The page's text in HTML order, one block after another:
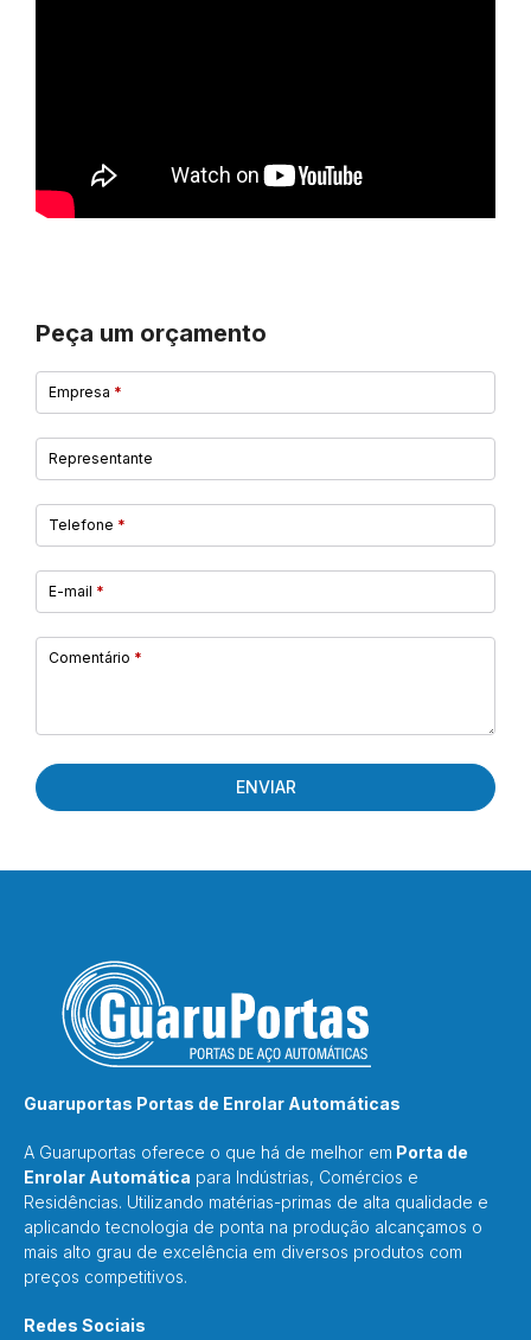
Peça um orçamento
Empresa *
Representante
Telefone *
E-mail *
Comentário *
ENVIAR
Guaruportas Portas de Enrolar Automáticas
A Guaruportas oferece o que há de melhor em Porta de
Enrolar Automática para Indústrias, Comércios e
Residências. Utilizando matérias-primas de alta qualidade e
aplicando tecnologia de ponta na produção alcançamos o
mais alto grau de excelência em diversos produtos com
preços competitivos.
Redes Sociais